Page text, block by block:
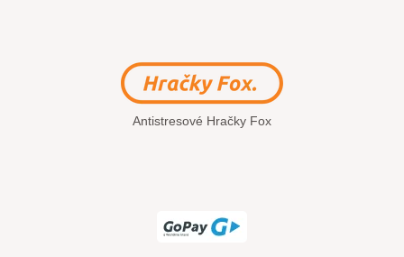
Antistresové Hračky Fox